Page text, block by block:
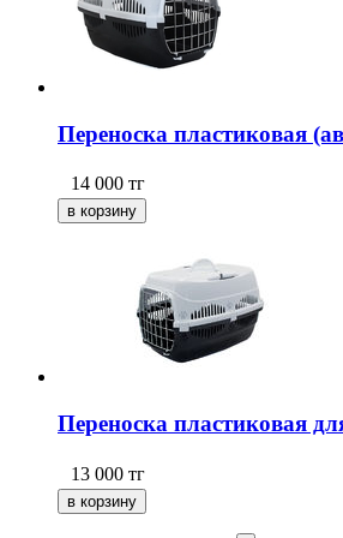
Переноска пластиковая
14 000 тг
Переноска пластиковая
13 000 тг